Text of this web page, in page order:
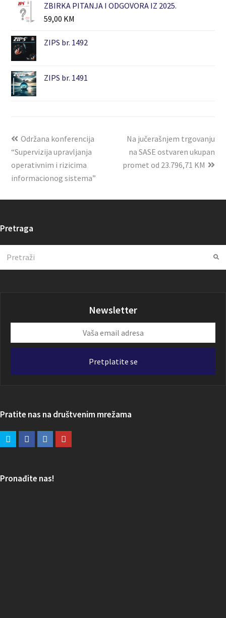
ZBIRKA PITANJA I ODGOVORA IZ 2025.
59,00 KM
ZIPS br. 1492
ZIPS br. 1491
Održana konferencija
“Supervizija upravljanja
operativnim i rizicima
informacionog sistema”
Na jučerašnjem trgovanju
na SASE ostvaren ukupan
promet od 23.796,71 KM
Pretraga
Newsletter
email
Pretplatite se
Pratite nas na društvenim mrežama
Pronađite nas!